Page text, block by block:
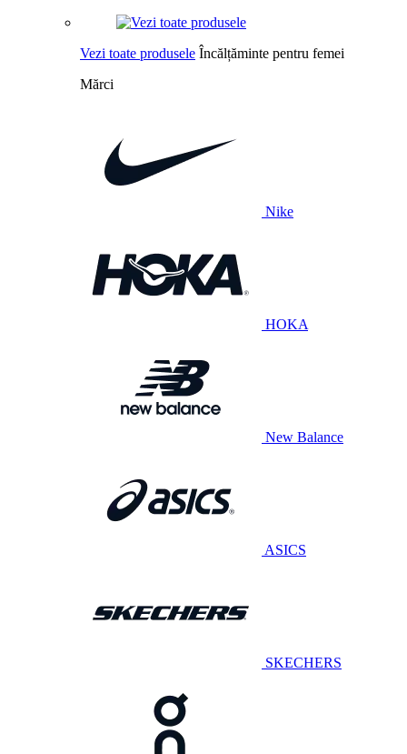
Vezi toate produsele Încălțăminte pentru femei
Mărci
Nike
HOKA
New Balance
ASICS
SKECHERS